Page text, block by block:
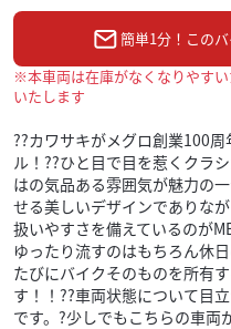
簡単1分！この
※本車両は在庫がなくなりやす
いたします
??カワサキがメグロ創業100
ル！??ひと目で目を惹くクラ
はの気品ある雰囲気が魅力の
せる美しいデザインでありな
扱いやすさを備えているのが
ゆったり流すのはもちろん休
たびにバイクそのものを所有
す！！??車両状態について目
です。?少しでもこちらの車